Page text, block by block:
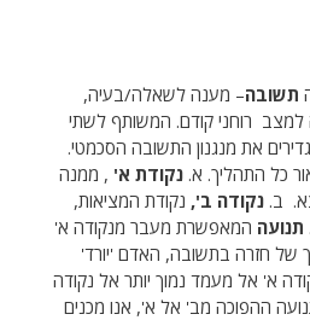
תשובה– מענה לשאלה/בעיה,
רוחני קודם. המשותף לשתי
את מנגנון התשובה הסכמטי.
כל התהליך. א. נקודת א' , ממנה
ב. נקודה ב', נקודת המציאות,
תנועה המאפשרת מעבר מנקודה א'
של חזרה בתשובה, האדם 'יורד'
א' אל מעמד נמוך יותר אל נקודה
ההפוכה מב' אל א', אנו מכנים